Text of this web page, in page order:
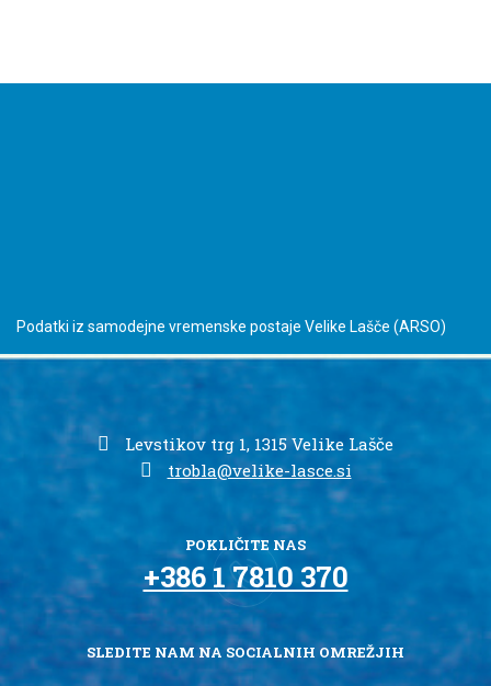
Podatki iz samodejne vremenske postaje Velike Lašče (ARSO)
Levstikov trg 1, 1315 Velike Lašče
trobla@velike-lasce.si
POKLIČITE NAS
+386 1 7810 370
SLEDITE NAM NA SOCIALNIH OMREŽJIH